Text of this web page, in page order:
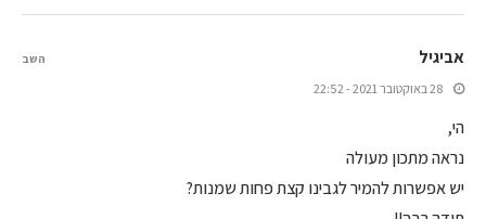
אביגיל
28 באוקטובר 2021 - 22:52
הי,
נראה מתכון מעולה
יש אפשרות להמיר לגבינו קצת פחות שמנות?
השב